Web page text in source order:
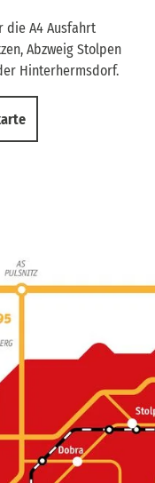
die A4 Ausfahrt
Abzweig Stolpen
Hinterhermsdorf.